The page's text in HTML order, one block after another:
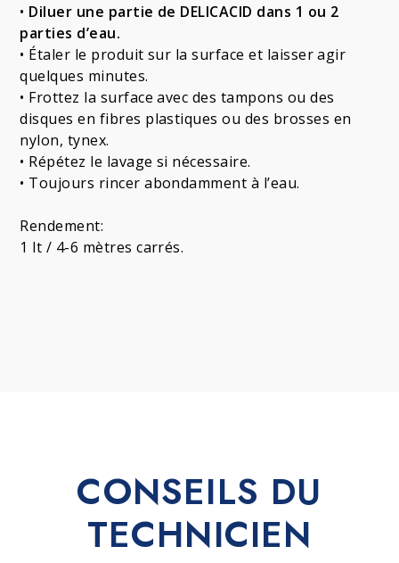
• Diluer une partie de DELICACID dans 1 ou 2
parties d’eau.
• Étaler le produit sur la surface et laisser agir
quelques minutes.
• Frottez la surface avec des tampons ou des
disques en fibres plastiques ou des brosses en
nylon, tynex.
• Répétez le lavage si nécessaire.
• Toujours rincer abondamment à l’eau.
Rendement:
1 lt / 4-6 mètres carrés.
CONSEILS DU
TECHNICIEN